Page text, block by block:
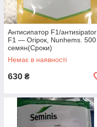
Антисипатор F1/антиsipator
F1 — Огірок, Nunhems. 500
семян(Сроки)
Немає в наявності
630 ₴